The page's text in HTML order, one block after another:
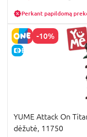
Perkant papildomą
-10%
E-KAINA
YUME Attack On
dėžutė, 11750